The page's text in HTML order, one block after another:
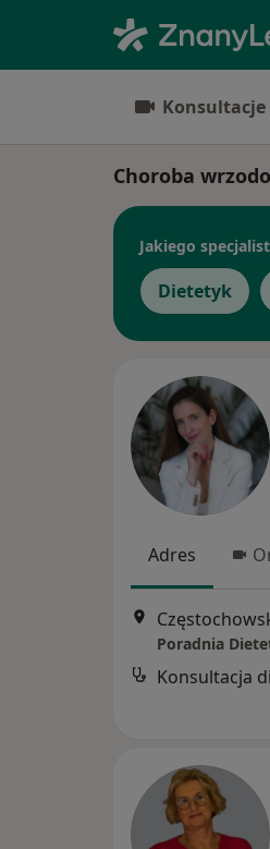
Choroba
Jakiego
Dietetyk
Adres
Poradnia
Konsultacja